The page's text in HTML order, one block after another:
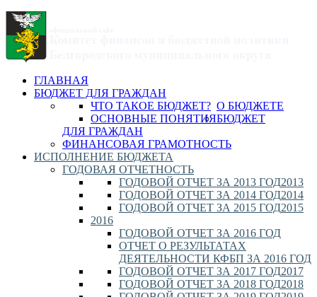
ГЛАВНАЯ
БЮДЖЕТ ДЛЯ ГРАЖДАН
О БЮДЖЕТЕ
ЧТО ТАКОЕ БЮДЖЕТ?
ОСНОВНЫЕ ПОНЯТИЯБЮДЖЕТ
ДЛЯ ГРАЖДАН
ФИНАНСОВАЯ ГРАМОТНОСТЬ
ИСПОЛНЕНИЕ БЮДЖЕТА
ГОДОВАЯ ОТЧЕТНОСТЬ
2013
ГОДОВОЙ ОТЧЕТ ЗА 2013 ГОД
2014
ГОДОВОЙ ОТЧЕТ ЗА 2014 ГОД
2015
ГОДОВОЙ ОТЧЕТ ЗА 2015 ГОД
2016
ГОДОВОЙ ОТЧЕТ ЗА 2016 ГОД
ОТЧЕТ О РЕЗУЛЬТАТАХ
ДЕЯТЕЛЬНОСТИ КФБП ЗА 2016 ГОД
2017
ГОДОВОЙ ОТЧЕТ ЗА 2017 ГОД
2018
ГОДОВОЙ ОТЧЕТ ЗА 2018 ГОД